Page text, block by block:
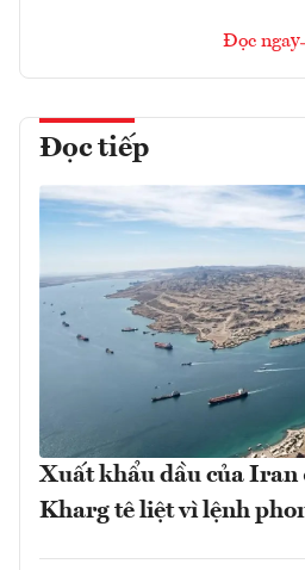
Đọc ngay
Đọc tiếp
Xuất khẩu dầu của Iran
Kharg tê liệt vì lệnh